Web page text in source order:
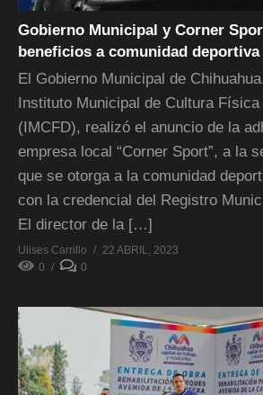
Gobierno Municipal y Corner
beneficios a comunidad deportiva
El Gobierno Municipal de
Instituto Municipal de Cultura
(IMCFD), realizó el anuncio de la
empresa local “Corner Sport”, a la
que se otorga a la comunidad
con la credencial del Registro
El director de la […]
Ulises Carrillo
22 ABRIL, 2023
0
0